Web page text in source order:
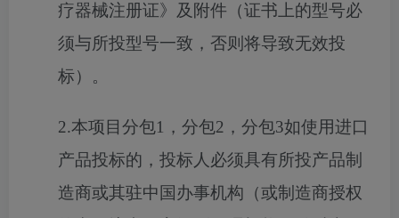
疗器械注册证》及附件（证书上的型号必
须与所投型号一致，否则将导致无效投
标）。
2.本项目分包1，分包2，分包3如使用进口
产品投标的，投标人必须具有所投产品制
造商或其驻中国办事机构（或制造商授权